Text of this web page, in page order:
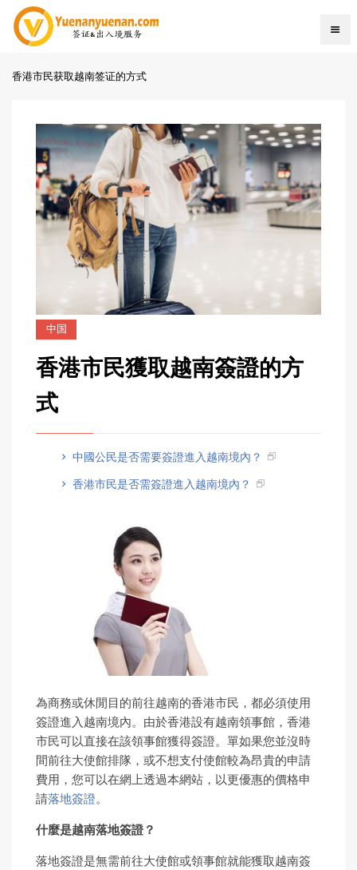
香港市民获取越南签证的方式
中国
香港市民獲取越南簽證的方
式
中國公民是否需要簽證進入越南境內？
香港市民是否需簽證進入越南境內？
為商務或休閒目的前往越南的香港市民，都必須使用
簽證進入越南境內。由於香港設有越南領事館，香港
市民可以直接在該領事館獲得簽證。單如果您並沒時
間前往大使館排隊，或不想支付使館較為昂貴的申請
費用，您可以在網上透過本網站，以更優惠的價格申
請落地簽證。
什麼是越南落地簽證？
落地簽證是無需前往大使館或領事館就能獲取越南簽